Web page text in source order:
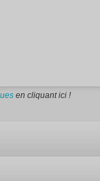
en cliquant ici !